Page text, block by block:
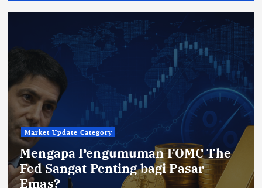
Market Update Category
Mengapa Pengumuman FOMC The
Fed Sangat Penting bagi Pasar
Emas?